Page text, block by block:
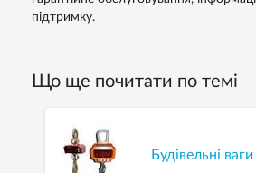
підтримку.
Що ще почитати по темі
Будівельні ваги